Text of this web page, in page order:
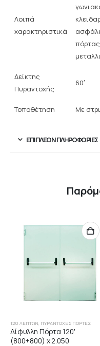
Λοιπά
χαρακτηριστικά
Δείκτης
Πυραντοχής
60′
Τοποθέτηση Με
ΕΠΙΠΛΈΟΝ ΠΛΗΡΟΦΟΡΊΕΣ
120 ΛΕΠΤΏΝ, ΠΥΡΆΝΤΟΧΕΣ ΠΌΡΤΕΣ
Δίφυλλη Πόρτα 120'
(800+800) x 2.050